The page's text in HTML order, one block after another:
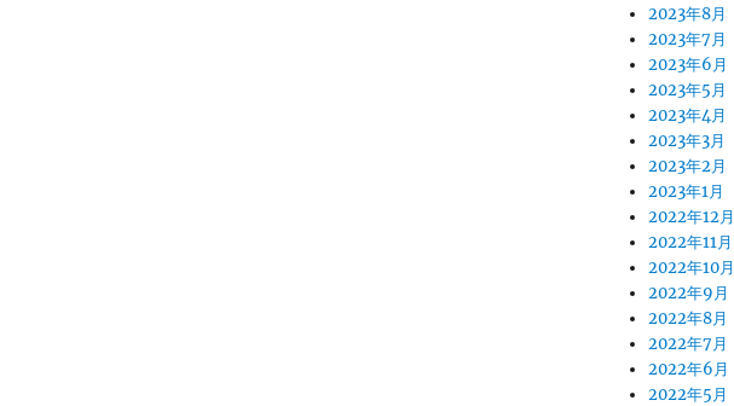
2023年8月
2023年7月
2023年6月
2023年5月
2023年4月
2023年3月
2023年2月
2023年1月
2022年12月
2022年11月
2022年10月
2022年9月
2022年8月
2022年7月
2022年6月
2022年5月